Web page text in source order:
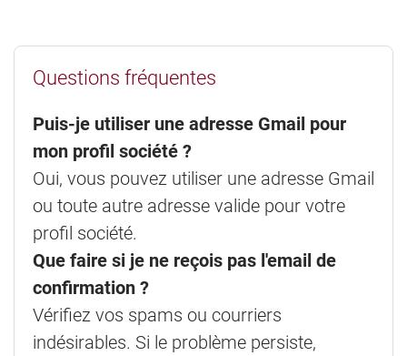
Questions fréquentes
Puis-je utiliser une adresse Gmail pour
mon profil société ?
Oui, vous pouvez utiliser une adresse Gmail
ou toute autre adresse valide pour votre
profil société.
Que faire si je ne reçois pas l'email de
confirmation ?
Vérifiez vos spams ou courriers
indésirables. Si le problème persiste,